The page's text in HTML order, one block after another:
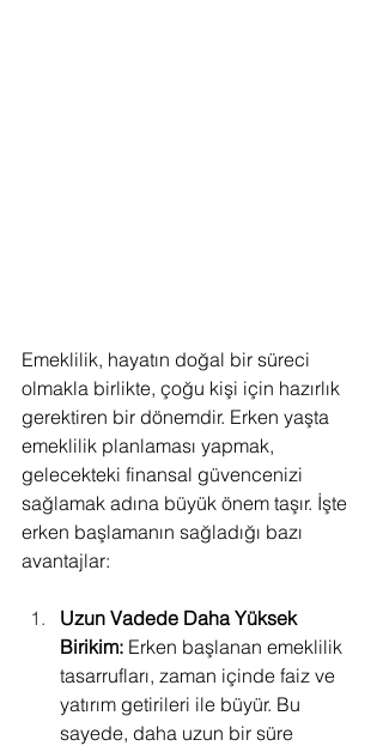
Emeklilik, hayatın doğal bir süreci
olmakla birlikte, çoğu kişi için hazırlık
gerektiren bir dönemdir. Erken yaşta
emeklilik planlaması yapmak,
gelecekteki finansal güvencenizi
sağlamak adına büyük önem taşır. İşte
erken başlamanın sağladığı bazı
avantajlar:
Uzun Vadede Daha Yüksek
Birikim: Erken başlanan emeklilik
tasarrufları, zaman içinde faiz ve
yatırım getirileri ile büyür. Bu
sayede, daha uzun bir süre